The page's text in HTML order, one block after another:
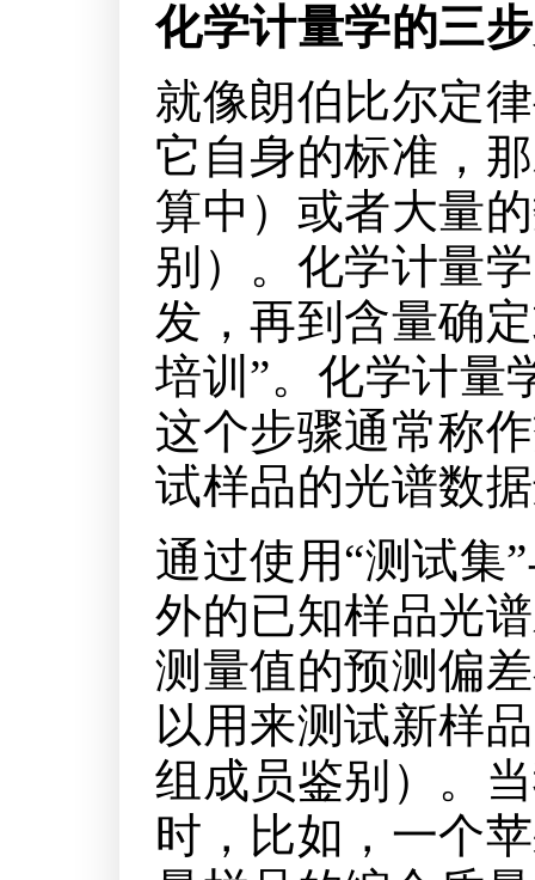
化学计量学的三
就像朗伯比尔定
它自身的标准，
算中）或者大量
别）。化学计量
发，再到含量确
培训”。化学计量
这个步骤通常称
试样品的光谱数
通过使用“测试集
外的已知样品光
测量值的预测偏
以用来测试新样
组成员鉴别）。
时，比如，一个